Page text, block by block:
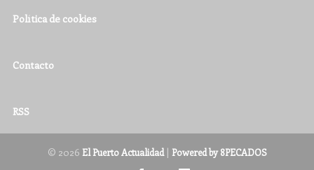
Política de cookies
Contacto
RSS
© 2026 El Puerto Actualidad| Powered by 8PECADOS